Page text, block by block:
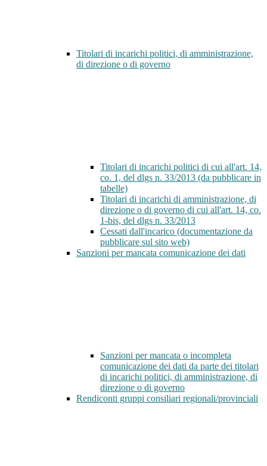
Titolari di incarichi politici, di amministrazione,
di direzione o di governo
Titolari di incarichi politici di cui all'art. 14,
co. 1, del dlgs n. 33/2013 (da pubblicare in
tabelle)
Titolari di incarichi di amministrazione, di
direzione o di governo di cui all'art. 14, co.
1-bis, del dlgs n. 33/2013
Cessati dall'incarico (documentazione da
pubblicare sul sito web)
Sanzioni per mancata comunicazione dei dati
Sanzioni per mancata o incompleta
comunicazione dei dati da parte dei titolari
di incarichi politici, di amministrazione, di
direzione o di governo
Rendiconti gruppi consiliari regionali/provinciali